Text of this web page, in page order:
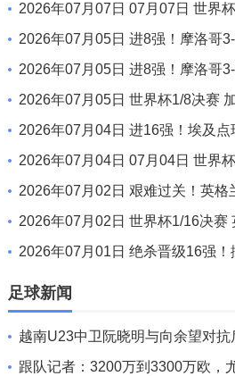
萄牙 梅里诺91分钟绝杀41岁C罗最
2026年07月07日 07月07日 世界
葡萄牙vs西班牙 精彩片段
2026年07月05日 进8强！摩洛哥
将战法国 乌纳希双响迪亚斯两助
2026年07月05日 进8强！摩洛哥
战法国巴拉圭胜者 乌纳希双响迪亚
2026年07月05日 世界杯1/8决赛
摩洛哥 全场录像
2026年07月04日 进16强！埃及点
大利亚 澳大利亚119分钟换门将埃
2026年07月04日 07月04日 世界
澳大利亚vs埃及 进球视频
2026年07月02日 艰难过关！英格
民主刚果晋级16强 凯恩双响+绝杀
2026年07月02日 世界杯1/16决赛
民主刚果 全场录像
2026年07月01日 绝杀晋级16强！
科特迪瓦将战巴西 哈兰德绝杀努萨
足球新闻
越南U23中卫阮晓明与向余望对抗
换下，阮德英替补登场
跟队记者：3200万到3300万欧，